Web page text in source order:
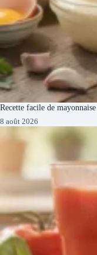
Recette facile de
8 août 2026